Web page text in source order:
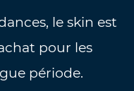
le skin est
pour les
période.